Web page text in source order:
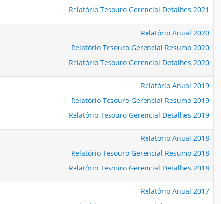
Relatório Tesouro Gerencial Detalhes 2021
Relatório Anual 2020
Relatório Tesouro Gerencial Resumo 2020
Relatório Tesouro Gerencial Detalhes 2020
Relatório Anual 2019
Relatório Tesouro Gerencial Resumo 2019
Relatório Tesouro Gerencial Detalhes 2019
Relatório Anual 2018
Relatório Tesouro Gerencial Resumo 2018
Relatório Tesouro Gerencial Detalhes 2018
Relatório Anual 2017